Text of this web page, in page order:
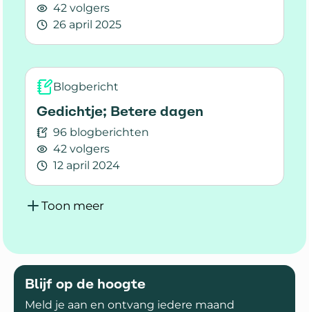
42 volgers
26 april 2025
Lees meer over Gedicht; Recept: Een beetje
Blogbericht
Gedichtje; Betere dagen
96 blogberichten
42 volgers
12 april 2024
Lees meer over Gedichtje; Betere dagen
Toon meer
Blijf op de hoogte
Meld je aan en ontvang iedere maand